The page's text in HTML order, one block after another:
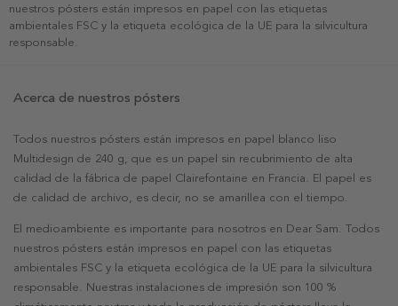
nuestros pósters están impresos en papel con las etiquetas
ambientales FSC y la etiqueta ecológica de la UE para la silvicultura
responsable.
Acerca de nuestros pósters
Todos nuestros pósters están impresos en papel blanco liso
Multidesign de 240 g, que es un papel sin recubrimiento de alta
calidad de la fábrica de papel Clairefontaine en Francia. El papel es
de calidad de archivo, es decir, no se amarillea con el tiempo.
El medioambiente es importante para nosotros en Dear Sam. Todos
nuestros pósters están impresos en papel con las etiquetas
ambientales FSC y la etiqueta ecológica de la UE para la silvicultura
responsable. Nuestras instalaciones de impresión son 100 %